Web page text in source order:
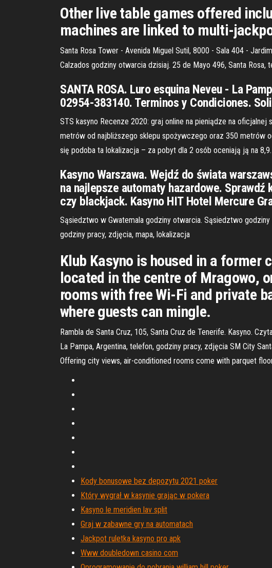
Other live table games offered
machines are linked to multi-
Santa Rosa Tower - Avenida Miguel Sutil, 8000 - Sala 404 -
Calzados godziny otwarcia dzisiaj. 25 de Mayo 496, Santa Rosa,
SANTA ROSA. Luro esquina Neveu - La
02954-383140. Terminos y Condiciones.
STS kasyno Recenze 2020: graj online na pieniądze na
metrów od najbliższego sklepu spożywczego oraz 350 metrów
się podoba ta lokalizacja – za pobyt dla 2 osób oceniają ją na
Kasyno Warszawa. Wejdź do świata
na najlepsze automaty hazardowe.
czy blackjack. Kasyno HIT Hotel Mercure
Sąsiedztwo w Gwatemala godziny otwarcia. Sąsiedztwo
godziny pracy, zdjęcia, mapa, lokalizacja
Klub Kasyno is housed in a
located in the centre of Mragowo,
rooms with free Wi-Fi and private
where guests can mingle.
Rambla de Santa Cruz, 105, Santa Cruz de Tenerife. Kasyno.
La Pampa, Argentina, telefon, godziny pracy, zdjęcia SM City
Offering city views, air-conditioned rooms come with parquet
Kody bonusowe bez depozytu 2021 poker
Który wygrał w kasynie grając w pokera
Kasyno le meridien lav split
Graj w zabawne gry na automatach
Jackpot ruletka kasyno pro apk
Www doubledown casino com